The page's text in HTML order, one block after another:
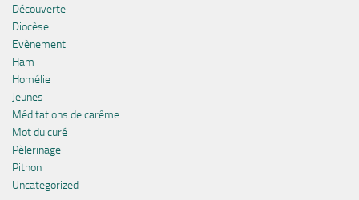
Découverte
Diocèse
Evènement
Ham
Homélie
Jeunes
Méditations de carême
Mot du curé
Pèlerinage
Pithon
Uncategorized